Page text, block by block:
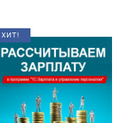
ХИТ!